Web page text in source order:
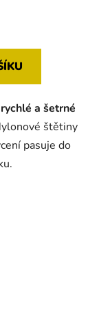
a šetrné
štětiny
pasuje do